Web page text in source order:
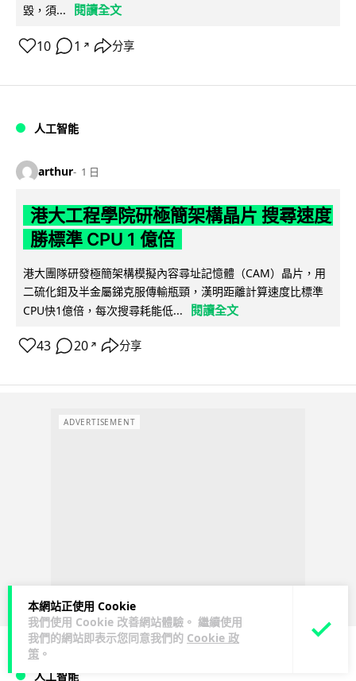
本網站正使用 Cookie
我們使用 Cookie 改善網站體驗。 繼續使用
我們的網站即表示您同意我們的 Cookie 政
策 。
毀，須...
閱讀全文
10 1 ↗ 分享
人工智能
arthur 1 日
港大工程學院研極簡架構晶片 搜尋速度
勝標準 CPU 1 億倍
港大團隊研發極簡架構模擬內容尋址記憶體（CAM）晶片，用
二硫化鉬及半金屬銻克服傳輸瓶頸，漢明距離計算速度比標準
CPU快1億倍，每次搜尋耗能低...
閱讀全文
43 20 ↗ 分享
ADVERTISEMENT
人工智能